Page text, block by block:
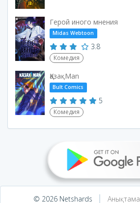
Герой иного мнения
Midas Webtoon
3.8
Комедия
ҚазақMan
Bult Comics
5
Комедия
© 2026 Netshards Анықтама